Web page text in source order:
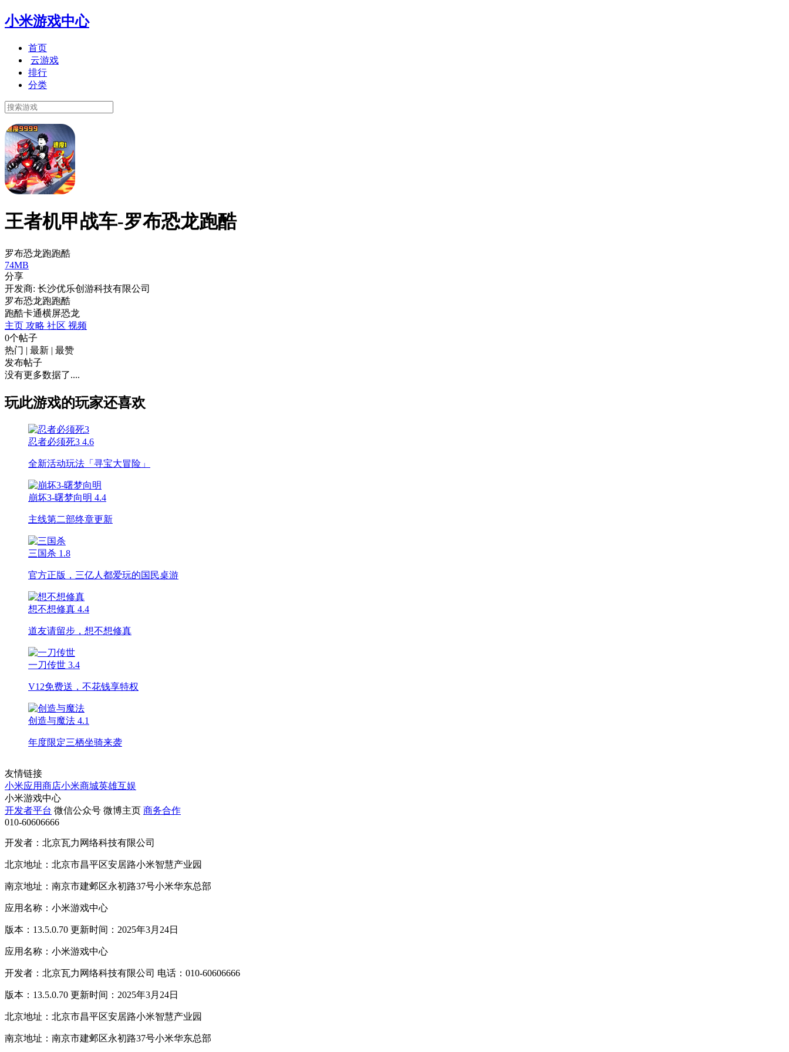
小米游戏中心
首页
云游戏
排行
分类
王者机甲战车-罗布恐龙跑酷
罗布恐龙跑跑酷
74MB
分享
开发商: 长沙优乐创游科技有限公司
罗布恐龙跑跑酷
跑酷卡通横屏恐龙
主页 攻略 社区 视频
0个帖子
热门 | 最新 | 最赞
发布帖子
没有更多数据了....
玩此游戏的玩家还喜欢
忍者必须死3 4.6
全新活动玩法「寻宝大冒险」
崩坏3-曙梦向明 4.4
主线第二部终章更新
三国杀 1.8
官方正版，三亿人都爱玩的国民桌游
想不想修真 4.4
道友请留步，想不想修真
一刀传世 3.4
V12免费送，不花钱享特权
创造与魔法 4.1
年度限定三栖坐骑来袭
友情链接
小米应用商店小米商城英雄互娱
小米游戏中心
开发者平台 微信公众号 微博主页 商务合作
010-60606666
开发者：北京瓦力网络科技有限公司
北京地址：北京市昌平区安居路小米智慧产业园
南京地址：南京市建邺区永初路37号小米华东总部
应用名称：小米游戏中心
版本：13.5.0.70 更新时间：2025年3月24日
应用名称：小米游戏中心
开发者：北京瓦力网络科技有限公司 电话：010-60606666
版本：13.5.0.70 更新时间：2025年3月24日
北京地址：北京市昌平区安居路小米智慧产业园
南京地址：南京市建邺区永初路37号小米华东总部